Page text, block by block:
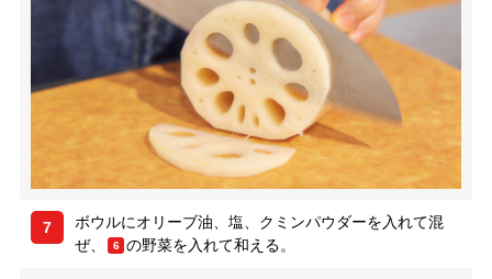
7
ボウルにオリーブ油、塩、クミンパウダーを入れて混
ぜ、
6 の野菜を入れて和える。